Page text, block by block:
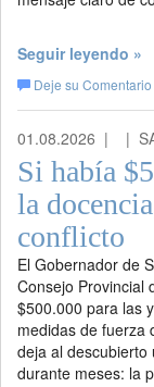
Seguir leyendo »
Deje su Comentario
01.08.2026 | |
Si había
la
conflicto
El Gobernador de
Consejo Provincial
$500.000 para las
medidas de fuerza
deja al
durante meses: la